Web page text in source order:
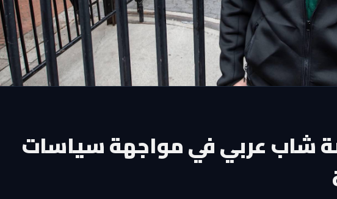
شاب عربي في مواجهة سياسات